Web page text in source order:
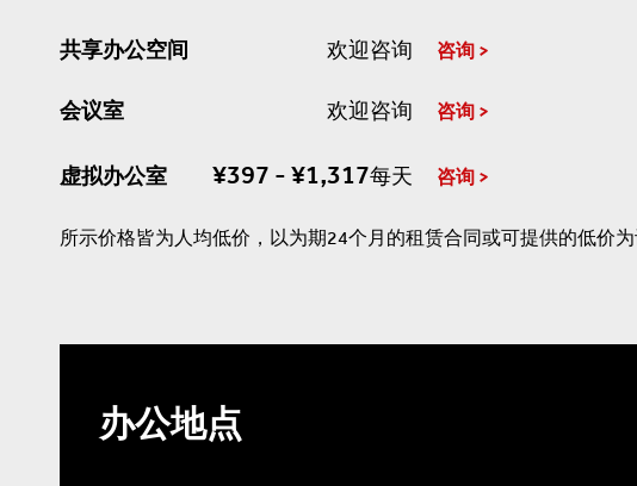
共享办公空间 欢迎咨询 咨询
会议室 欢迎咨询 咨询
虚拟办公室 ¥397 - ¥1,317每天 咨询
所示价格皆为人均低价，以为期24个月的租赁合同或可提供的低价为
办公地点